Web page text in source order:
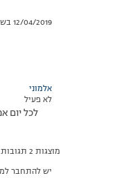
12/04/2019 בשעה 18:00
אלמוני
לא פעיל
לכל יום אפשר להוסיף כוס חלב 1%
מוצגות 2 תגובות – 1 עד 2 (מתוך 2 סה״כ)
יש להתחבר